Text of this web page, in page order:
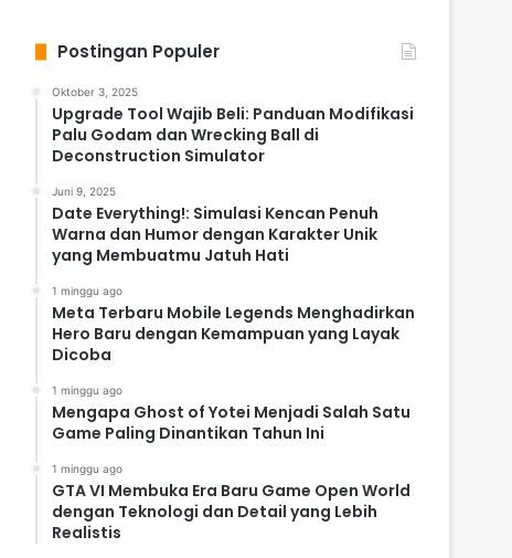
Postingan Populer
Oktober 3, 2025
Upgrade Tool Wajib Beli: Panduan Modifikasi
Palu Godam dan Wrecking Ball di
Deconstruction Simulator
Juni 9, 2025
Date Everything!: Simulasi Kencan Penuh
Warna dan Humor dengan Karakter Unik
yang Membuatmu Jatuh Hati
1 minggu ago
Meta Terbaru Mobile Legends Menghadirkan
Hero Baru dengan Kemampuan yang Layak
Dicoba
1 minggu ago
Mengapa Ghost of Yotei Menjadi Salah Satu
Game Paling Dinantikan Tahun Ini
1 minggu ago
GTA VI Membuka Era Baru Game Open World
dengan Teknologi dan Detail yang Lebih
Realistis